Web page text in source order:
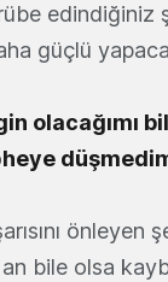
edindiğiniz
güçlü
olacağımı
önleyen
an bile olsa